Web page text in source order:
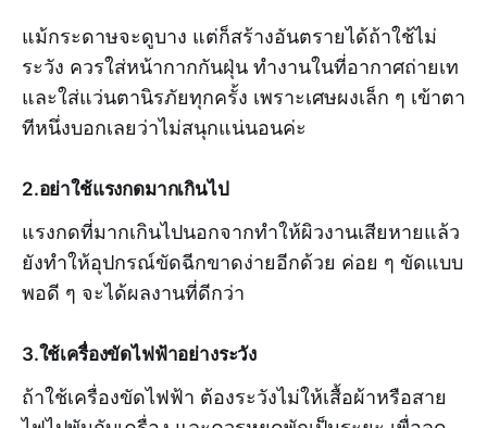
แม้กระดาษจะดูบาง แต่ก็สร้างอันตรายได้ถ้าใช้ไม่
ระวัง ควรใส่หน้ากากกันฝุ่น ทำงานในที่อากาศถ่ายเท
และใส่แว่นตานิรภัยทุกครั้ง เพราะเศษผงเล็ก ๆ เข้าตา
ทีหนึ่งบอกเลยว่าไม่สนุกแน่นอนค่ะ
2.อย่าใช้แรงกดมากเกินไป
แรงกดที่มากเกินไปนอกจากทำให้ผิวงานเสียหายแล้ว
ยังทำให้อุปกรณ์ขัดฉีกขาดง่ายอีกด้วย ค่อย ๆ ขัดแบบ
พอดี ๆ จะได้ผลงานที่ดีกว่า
3.ใช้เครื่องขัดไฟฟ้าอย่างระวัง
ถ้าใช้เครื่องขัดไฟฟ้า ต้องระวังไม่ให้เสื้อผ้าหรือสาย